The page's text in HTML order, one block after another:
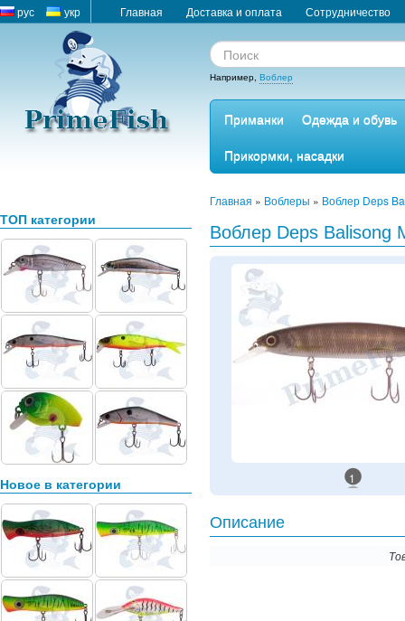
рус укр Главная Доставка и оплата Сотрудничество
Например, Воблер
Приманки
Одежда и обувь
Прикормки, насадки
ТОП категории
Новое в категории
Главная » Воблеры » Воблер Deps
Воблер Deps Balisong
1
Описание